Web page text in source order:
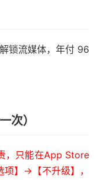
锁流媒体，年付 96
次）
，只能在App Store
】->【不升级】，